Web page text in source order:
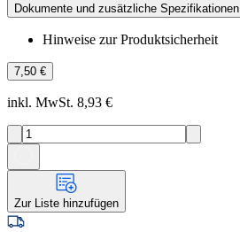
Dokumente und zusätzliche Spezifikationen
Hinweise zur Produktsicherheit
7,50 €
inkl. MwSt. 8,93 €
Zur Liste hinzufügen